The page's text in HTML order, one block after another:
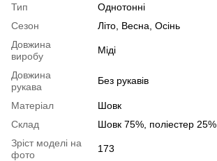
Тип
Однотонні
Сезон
Літо, Весна, Осінь
Довжина
виробу
Міді
Довжина
рукава
Без рукавів
Матеріал
Шовк
Склад
Шовк 75%, поліестер 25%
Зріст моделі на
фото
173